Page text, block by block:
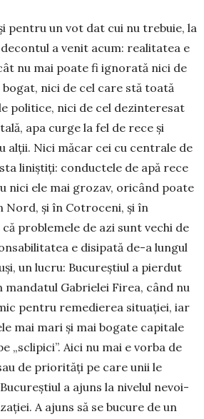
pentru un vot dat cui nu trebuie, la
a venit acum: realitatea e
nu mai poate fi ignorată nici de
bogat, nici de cel care stă toată
politice, nici de cel dezinteresat
apa curge la fel de rece și
alții. Nici măcar cei cu centrale de
liniștiți: conductele de apă rece
nici ele mai grozav, oricând poate
Nord, și în Cotroceni, și în
problemele de azi sunt vechi de
e disipată de-a lungul
un lucru: Bucureștiul a pierdut
Gabrielei Firea, când nu
pentru re­medierea situației, iar
mai mari și mai bogate capitale
„sclipici”. Aici nu mai e vorba de
de priorități pe ca­re unii le
a ajuns la nivelul nevoi­
A ajuns să se bucu­re de un